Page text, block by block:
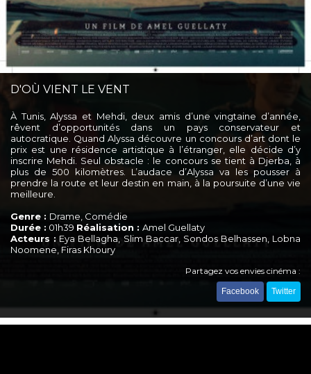
D'OÙ VIENT LE VENT
À Tunis, Alyssa et Mehdi, deux amis d’une vingtaine d’année,
rêvent d’opportunités dans un pays conservateur et
autocratique. Quand Alyssa découvre un concours d’art dont le
prix est une résidence artistique à l’étranger, elle décide d’y
inscrire Mehdi. Seul obstacle : le concours se tient à Djerba, à
plus de 500 kilomètres. L’audace d’Alyssa va les pousser à
prendre la route et leur destin en main, à la poursuite d’une vie
meilleure.
Genre : Drame, Comédie
Durée : 01h39 Réalisation : Amel Guellaty
Acteurs : Eya Bellagha, Slim Baccar, Sondos Belhassen, Lobna
Noomene, Firas Khoury
Partagez vos envies cinéma :
Facebook Twitter